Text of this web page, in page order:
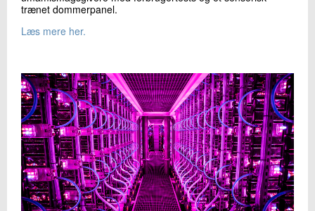
trænet dommerpanel.
Læs mere her.